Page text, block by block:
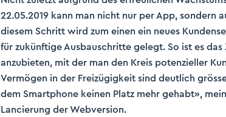
22.05.2019 kann man nicht nur per App, sondern
diesem Schritt wird zum einen ein neues
für zukünftige Ausbauschritte gelegt. So ist es
anzubieten, mit der man den Kreis potenzieller
Vermögen in der Freizügigkeit sind deutlich
dem Smartphone keinen Platz mehr gehabt»,
Lancierung der Webversion.